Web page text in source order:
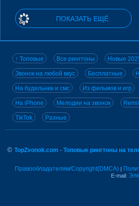
ПОКАЗАТЬ ЕЩЁ
↑ Топовые Все рингтоны Новые
Звонок на любой вкус Бесплатные
На будильник и смс Из фильмов и игр
На iPhone Мелодии на звонок
TikTok Разные
© TopZvonok.com - Топовые рингтоны на
Правообладателям/Copyright(DMCA) |
E-mail: